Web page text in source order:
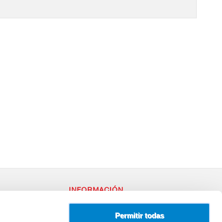
Permitir todas
INFORMACIÓN
Política de Privacidad
Uso de Cookies